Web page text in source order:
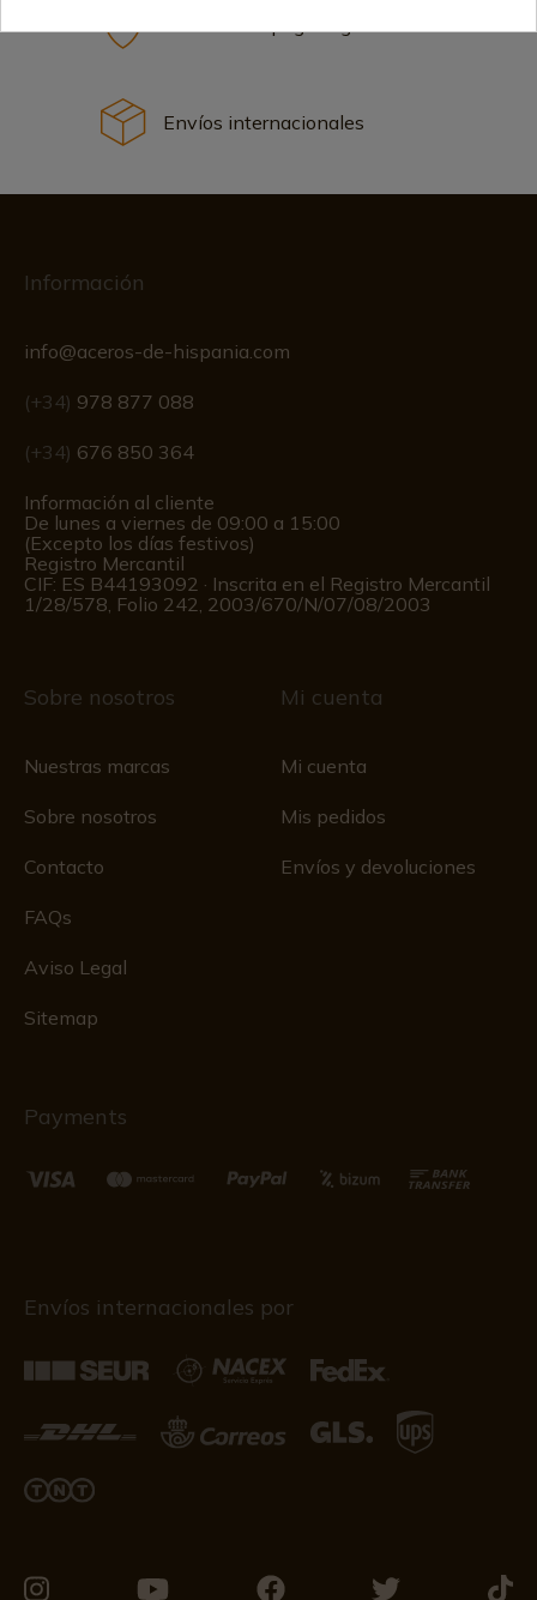
Envíos internacionales
Información
info@aceros-de-hispania.com
(+34) 978 877 088
(+34) 676 850 364
Información al cliente
De lunes a viernes de 09:00 a 15:00
(Excepto los días festivos)
Registro Mercantil
CIF: ES B44193092 · Inscrita en el Registro Mercantil
1/28/578, Folio 242, 2003/670/N/07/08/2003
Sobre nosotros
Nuestras marcas
Sobre nosotros
Contacto
FAQs
Aviso Legal
Sitemap
Mi cuenta
Mi cuenta
Mis pedidos
Envíos y devoluciones
Payments
Envíos internacionales por